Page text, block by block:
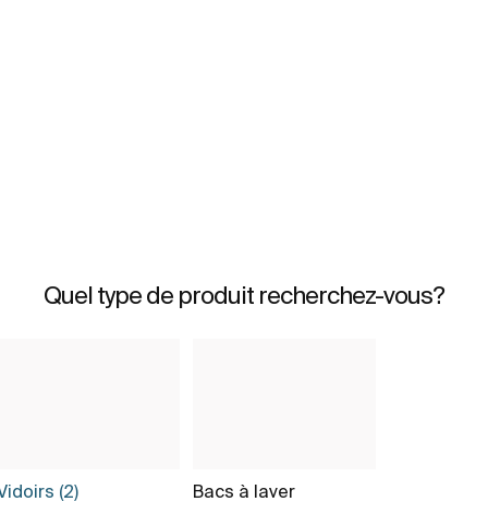
Quel type de produit recherchez-vous?
(2) Bacs à laver